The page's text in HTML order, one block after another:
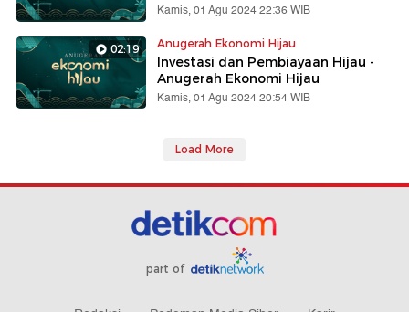
Kamis, 01 Agu 2024 22:36 WIB
02:19 Anugerah Ekonomi Hijau
Investasi dan Pembiayaan Hijau -
Anugerah Ekonomi Hijau
Kamis, 01 Agu 2024 20:54 WIB
Load More
part of